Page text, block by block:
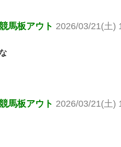
馬板アウト 2026/03/21(土)
馬板アウト 2026/03/21(土)